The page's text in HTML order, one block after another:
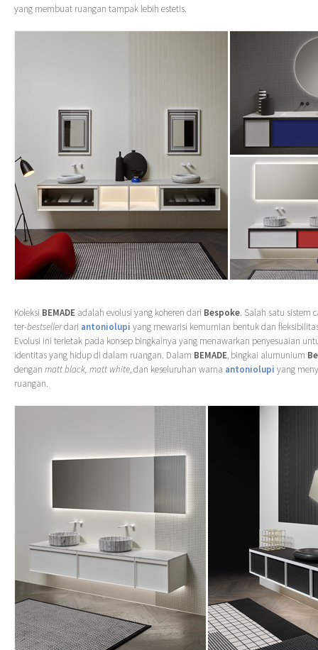
yang membuat ruangan tampak lebih estetis.
Koleksi BEMADE adalah evolusi yang koheren dari Bespoke. Salah satu sistem
ter-bestsellerdari antoniolupi yang mewarisi kemurnian bentuk dan
Evolusi ini terletak pada konsep bingkainya yang menawarkan penyesuaian
identitas yang hidup di dalam ruangan. Dalam BEMADE, bingkai alumunium
dengan matt black, matt white, dan keseluruhan warna antoniolupi yang
ruangan.